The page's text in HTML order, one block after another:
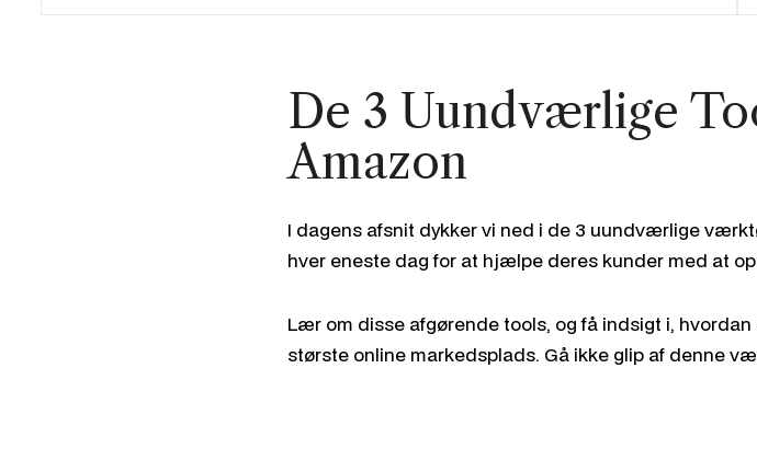
De 3 Uundværlige
Amazon
I dagens afsnit dykker vi ned i de 3 uundværlige
hver eneste dag for at hjælpe deres kunder med at
Lær om disse afgørende tools, og få indsigt i,
største online markedsplads. Gå ikke glip af denne